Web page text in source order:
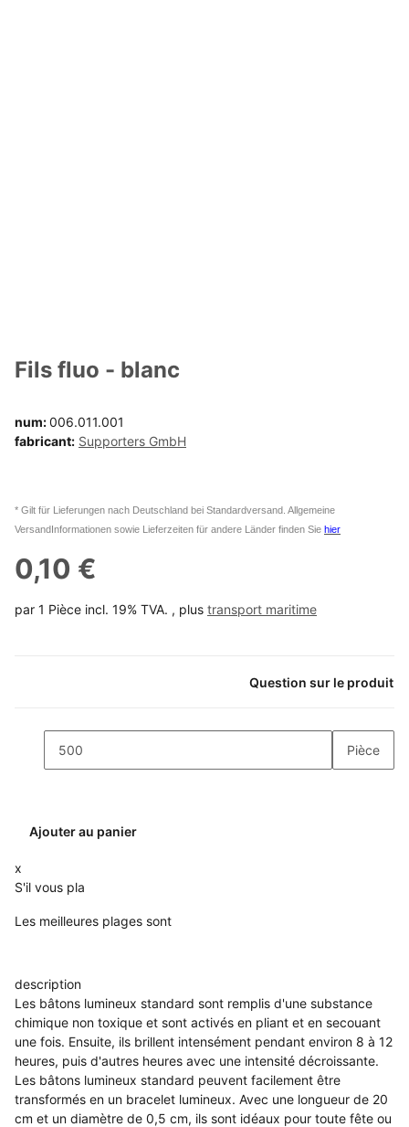
Fils fluo - blanc
num:006.011.001
fabricant: Supporters GmbH
* Gilt für Lieferungen nach Deutschland bei Standardversand. Allgemeine
VersandInformationen sowie Lieferzeiten für andere Länder finden Sie hier
0,10 €
par 1 Pièce incl. 19% TVA. , plus transport maritime
Question sur le produit
Pièce
Ajouter au panier
x
S'il vous pla
Les meilleures plages sont
description
Les bâtons lumineux standard sont remplis d'une substance
chimique non toxique et sont activés en pliant et en secouant
une fois. Ensuite, ils brillent intensément pendant environ 8 à 12
heures, puis d'autres heures avec une intensité décroissante.
Les bâtons lumineux standard peuvent facilement être
transformés en un bracelet lumineux. Avec une longueur de 20
cm et un diamètre de 0,5 cm, ils sont idéaux pour toute fête ou